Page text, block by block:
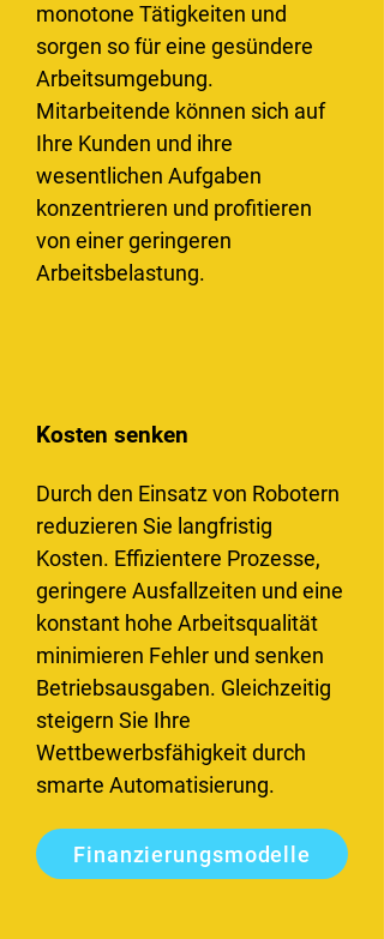
monotone Tätigkeiten und
sorgen so für eine gesündere
Arbeitsumgebung.
Mitarbeitende können sich auf
Ihre Kunden und ihre
wesentlichen Aufgaben
konzentrieren und profitieren
von einer geringeren
Arbeitsbelastung.
Kosten senken
Durch den Einsatz von Robotern
reduzieren Sie langfristig
Kosten. Effizientere Prozesse,
geringere Ausfallzeiten und eine
konstant hohe Arbeitsqualität
minimieren Fehler und senken
Betriebsausgaben. Gleichzeitig
steigern Sie Ihre
Wettbewerbsfähigkeit durch
smarte Automatisierung.
Finanzierungsmodelle